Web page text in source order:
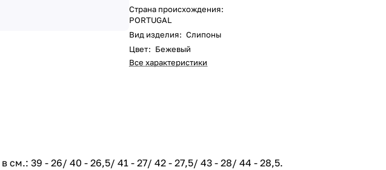
Страна происхождения:
PORTUGAL
Вид изделия: Слипоны
Цвет: Бежевый
Все характеристики
см.: 39 - 26/ 40 - 26,5/ 41 - 27/ 42 - 27,5/ 43 - 28/ 44 - 28,5.